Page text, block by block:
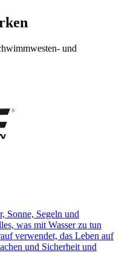
und
Sonne, Segeln und
was mit Wasser zu tun
verwendet, das Leben auf
und Sicherheit und